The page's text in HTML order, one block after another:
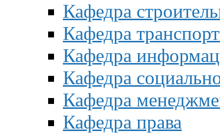
Кафедра
Кафедра
Кафедра
Кафедра
Кафедра
Кафедра права